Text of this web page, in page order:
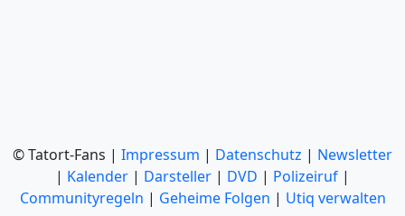
© Tatort-Fans | Impressum | Datenschutz | Newsletter
| Kalender | Darsteller | DVD | Polizeiruf |
Communityregeln | Geheime Folgen | Utiq verwalten